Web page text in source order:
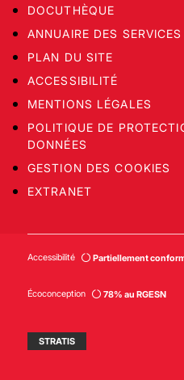
DOCUTHÈQUE
ANNUAIRE DES SERVICES
PLAN DU SITE
ACCESSIBILITÉ
MENTIONS LÉGALES
POLITIQUE DE
DONNÉES
GESTION DES COOKIES
EXTRANET
Accessibilité Partiellement
Écoconception 78% au RGESN
STRATIS